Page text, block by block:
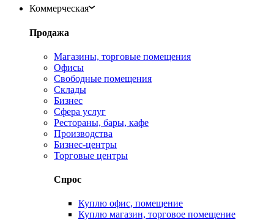
Коммерческая
Продажа
Магазины, торговые помещения
Офисы
Свободные помещения
Склады
Бизнес
Сфера услуг
Рестораны, бары, кафе
Производства
Бизнес-центры
Торговые центры
Спрос
Куплю офис, помещение
Куплю магазин, торговое помещение